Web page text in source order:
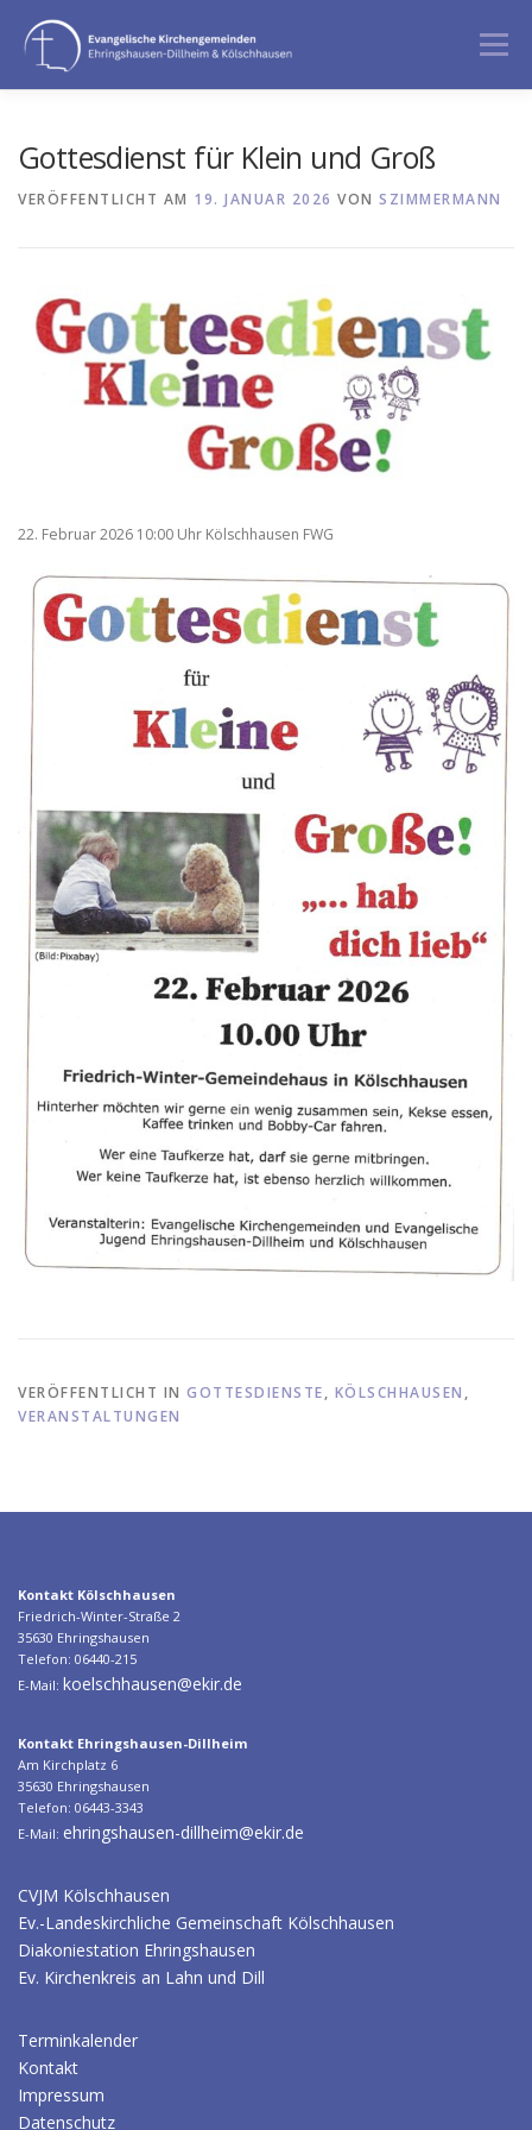
Inhalt
springen
Menü
Gottesdienst für Klein und Groß
VERÖFFENTLICHT AM 19. JANUAR 2026 VON SZIMMERMANN
22. Februar 2026 10:00 Uhr Kölschhausen FWG
VERÖFFENTLICHT IN GOTTESDIENSTE, KÖLSCHHAUSEN ,
VERANSTALTUNGEN
Kontakt Kölschhausen
Friedrich-Winter-Straße 2
35630 Ehringshausen
Telefon: 06440-215
E-Mail: koelschhausen@ekir.de
Kontakt Ehringshausen-Dillheim
Am Kirchplatz 6
35630 Ehringshausen
Telefon: 06443-3343
E-Mail: ehringshausen-dillheim@ekir.de
CVJM Kölschhausen
Ev.-Landeskirchliche Gemeinschaft Kölschhausen
Diakoniestation Ehringshausen
Ev. Kirchenkreis an Lahn und Dill
Terminkalender
Kontakt
Impressum
Datenschutz